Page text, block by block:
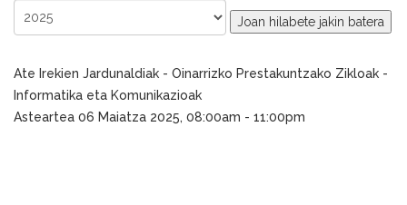
Joan hilabete jakin batera
Ate Irekien Jardunaldiak - Oinarrizko Prestakuntzako Zikloak -
Informatika eta Komunikazioak
Asteartea 06 Maiatza 2025, 08:00am - 11:00pm